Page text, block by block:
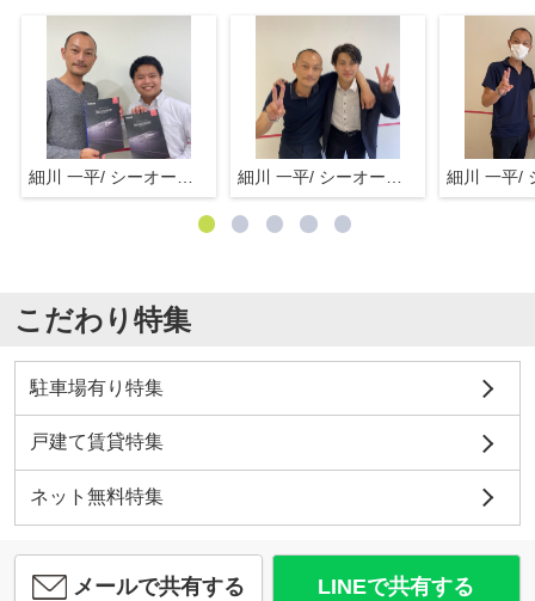
こだわり特集
駐車場有り特集
戸建て賃貸特集
ネット無料特集
メールで共有する LINEで共有する